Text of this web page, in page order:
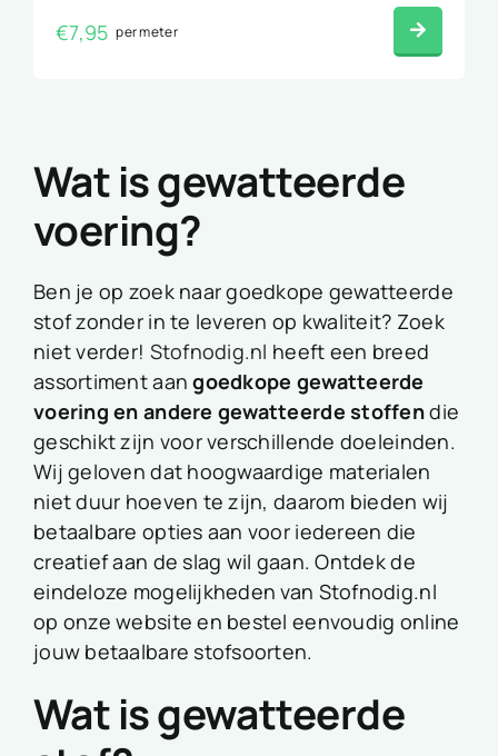
€7,95 per meter
Wat is gewatteerde
voering?
Ben je op zoek naar goedkope gewatteerde
stof zonder in te leveren op kwaliteit? Zoek
niet verder! Stofnodig.nl heeft een breed
assortiment aangoedkope gewatteerde
voering en andere gewatteerde stoffendie
geschikt zijn voor verschillende doeleinden.
Wij geloven dat hoogwaardige materialen
niet duur hoeven te zijn, daarom bieden wij
betaalbare opties aan voor iedereen die
creatief aan de slag wil gaan. Ontdek de
eindeloze mogelijkheden van Stofnodig.nl
op onze website en bestel eenvoudig online
jouw betaalbare stofsoorten.
Wat is gewatteerde